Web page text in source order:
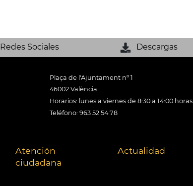
Redes Sociales Descargas
Plaça de l'Ajuntament nº 1
46002 València
Horarios: lunes a viernes de 8:30 a 14:00 horas
Teléfono: 963 52 54 78
Atención
ciudadana
Actualidad